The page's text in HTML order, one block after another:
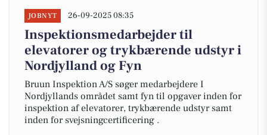
JOBNYT 26-09-2025 08:35
Inspektionsmedarbejder til
elevatorer og trykbærende udstyr i
Nordjylland og Fyn
Bruun Inspektion A/S søger medarbejdere I
Nordjyllands området samt fyn til opgaver inden for
inspektion af elevatorer, trykbærende udstyr samt
inden for svejsningcertificering .